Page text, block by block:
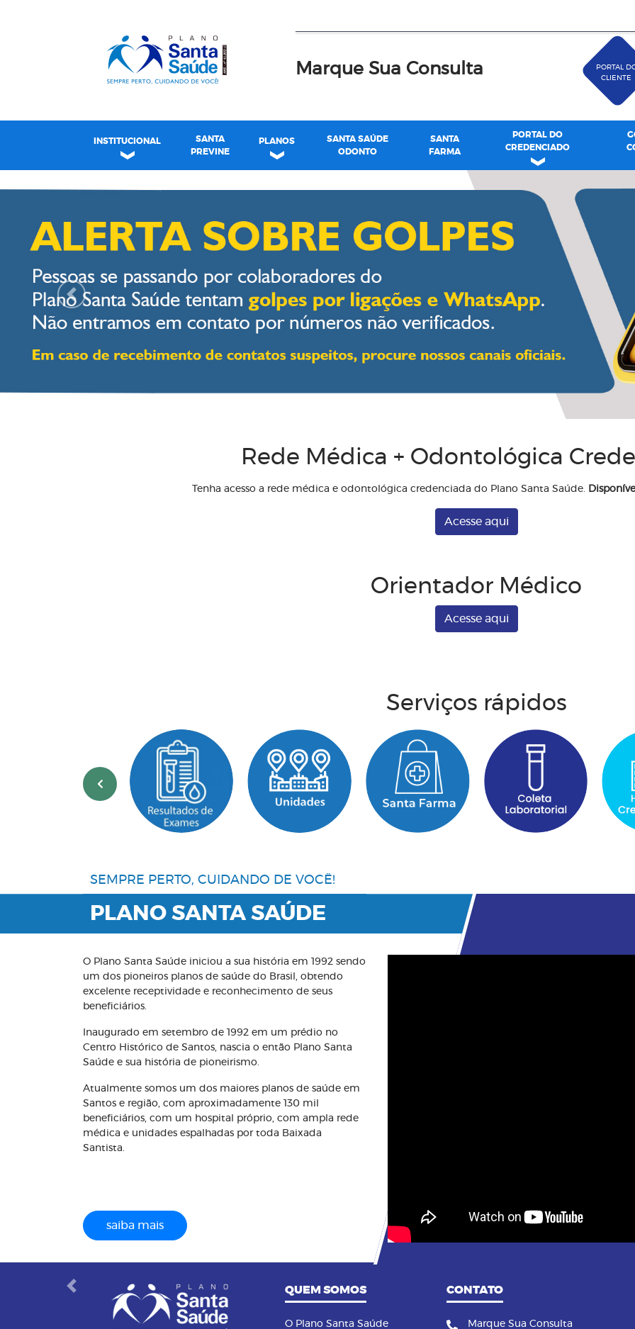
Marque Sua Consulta
PORTAL
CLIENTE
INSTITUCIONAL
SANTA
PREVINE
PLANOS
SANTA SAÚDE
ODONTO
SANTA
FARMA
PORTAL DO
CREDENCIADO
Plano Santa Casa Saúde
Previous
Rede Médica + Odontológica
Tenha acesso a rede médica e odontológica credenciada do Plano Santa Saúde.
Orientador Médico
Serviços rápidos
SEMPRE PERTO, CUIDANDO DE VOCÊ!
O Plano Santa Saúde iniciou a sua história em 1992 sendo
um dos pioneiros planos de saúde do Brasil, obtendo
beneficiários.
Inaugurado em setembro de 1992 em um prédio no
Atualmente somos um dos maiores planos de saúde em
Santos e região, com aproximadamente 130 mil
beneficiários, com um hospital próprio, com ampla rede
QUEM SOMOS CONTATO